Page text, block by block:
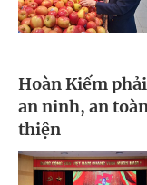
Hoàn Kiếm
an ninh, an
thiện